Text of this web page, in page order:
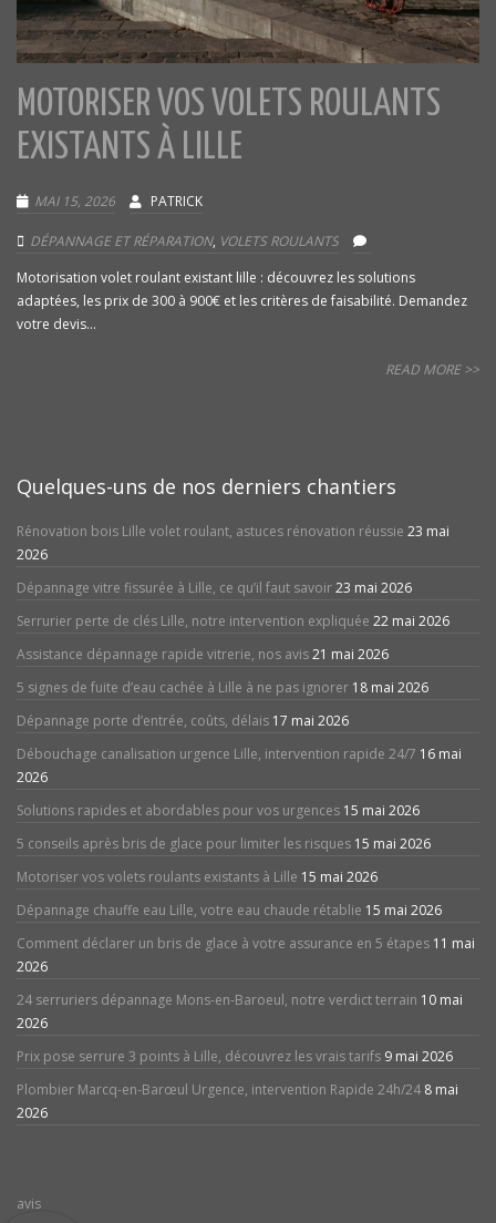
MOTORISER VOS VOLETS ROULANTS
EXISTANTS À LILLE
MAI 15, 2026 PATRICK
DÉPANNAGE ET RÉPARATION, VOLETS ROULANTS
Motorisation volet roulant existant lille : découvrez les solutions
adaptées, les prix de 300 à 900€ et les critères de faisabilité. Demandez
votre devis...
READ MORE >>
Quelques-uns de nos derniers chantiers
Rénovation bois Lille volet roulant, astuces rénovation réussie 23 mai
2026
Dépannage vitre fissurée à Lille, ce qu’il faut savoir23 mai 2026
Serrurier perte de clés Lille, notre intervention expliquée 22 mai 2026
Assistance dépannage rapide vitrerie, nos avis21 mai 2026
5 signes de fuite d’eau cachée à Lille à ne pas ignorer 18 mai 2026
Dépannage porte d’entrée, coûts, délais 17 mai 2026
Débouchage canalisation urgence Lille, intervention rapide 24/7 16 mai
2026
Solutions rapides et abordables pour vos urgences 15 mai 2026
5 conseils après bris de glace pour limiter les risques 15 mai 2026
Motoriser vos volets roulants existants à Lille 15 mai 2026
Dépannage chauffe eau Lille, votre eau chaude rétablie 15 mai 2026
Comment déclarer un bris de glace à votre assurance en 5 étapes 11 mai
2026
24 serruriers dépannage Mons-en-Baroeul, notre verdict terrain 10 mai
2026
Prix pose serrure 3 points à Lille, découvrez les vrais tarifs 9 mai 2026
Plombier Marcq-en-Barœul Urgence, intervention Rapide 24h/24 8 mai
2026
avis